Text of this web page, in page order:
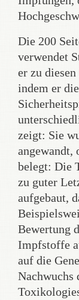
Die 200
verwendet
er zu
indem er
zeigt: Sie
angewandt,
belegt: Die
zu guter
aufgebaut,
Bewertung
Impfstoffe
auf die
Nachwuchs